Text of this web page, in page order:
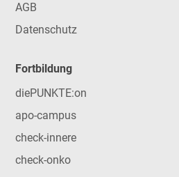
AGB
Datenschutz
Fortbildung
diePUNKTE:on
apo-campus
check-innere
check-onko